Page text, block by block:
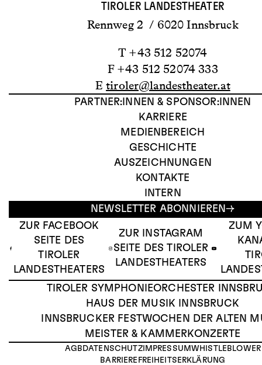
TIROLER LANDESTHEATER
Rennweg 2 / 6020 Innsbruck
T +43 512 52074
F +43 512 52074 333
Etiroler@landestheater.at
PARTNER:INNEN & SPONSOR:INNEN
KARRIERE
MEDIENBEREICH
GESCHICHTE
AUSZEICHNUNGEN
KONTAKTE
INTERN
NEWSLETTER ABONNIEREN
ZUR FACEBOOK
SEITE DES
TIROLER
LANDESTHEATERS
ZUR INSTAGRAM
SEITE DES TIROLER
LANDESTHEATERS
ZUM
TIROLER SYMPHONIEORCHESTER
HAUS DER MUSIK INNSBRUCK
INNSBRUCKER FESTWOCHEN DER ALTEN
MEISTER & KAMMERKONZERTE
AGB DATENSCHUTZIMPRESSUMWHISTLEBLOWER
BARRIEREFREIHEITSERKLÄRUNG